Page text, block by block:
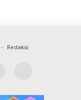
Redaksi